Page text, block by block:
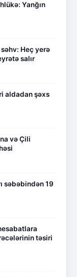
Yanğın
Heç yerə
salır
aldadan şəxs
və Çili
səbəbindən 19
təsiri